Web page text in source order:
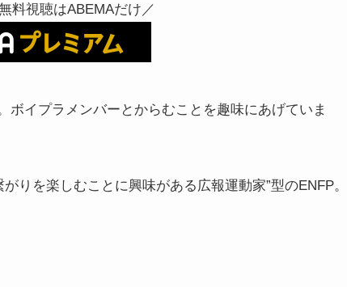
料視聴はABEMAだけ／
イプラメンバーとからむことを趣味にあげていま
りを楽しむことに興味がある広報運動家”型のENFP。